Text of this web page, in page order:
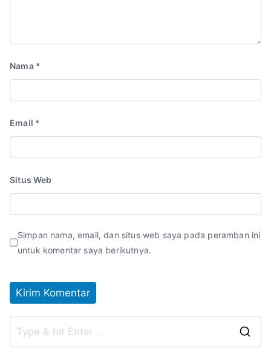
Nama *
Email *
Situs Web
Simpan nama, email, dan situs web saya pada peramban ini
untuk komentar saya berikutnya.